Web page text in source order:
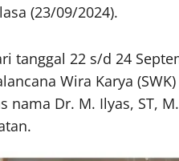
(23/09/2024).
tanggal 22 s/d 24
Wira Karya
nama Dr. M. Ilyas, ST,